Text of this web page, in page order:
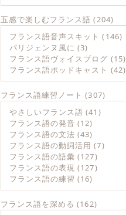
五感で楽しむフランス語 (204)
フランス語音声スキット (146)
パリジェンヌ風に (3)
フランス語ヴォイスブログ (15)
フランス語ポッドキャスト (42)
フランス語練習ノート (307)
やさしいフランス語 (41)
フランス語の発音 (12)
フランス語の文法 (43)
フランス語の動詞活用 (7)
フランス語の語彙 (127)
フランス語の表現 (127)
フランス語の練習 (16)
フランス語を深める (162)